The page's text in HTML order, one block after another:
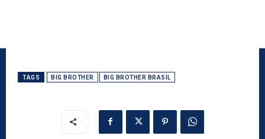
TAGS BIG BROTHER BIG BROTHER BRASIL